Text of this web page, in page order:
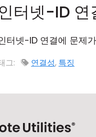
터넷-ID 연
터넷-ID 연결에 문제
그: 연결성, 특징